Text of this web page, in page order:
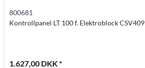
800681
Kontrollpanel LT 100 f. Elektroblock CSV409
1.627,00 DKK *